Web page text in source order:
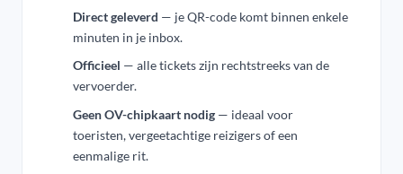
Direct geleverd — je QR-code komt binnen enkele
minuten in je inbox.
Officieel — alle tickets zijn rechtstreeks van de
vervoerder.
Geen OV-chipkaart nodig — ideaal voor
toeristen, vergeetachtige reizigers of een
eenmalige rit.